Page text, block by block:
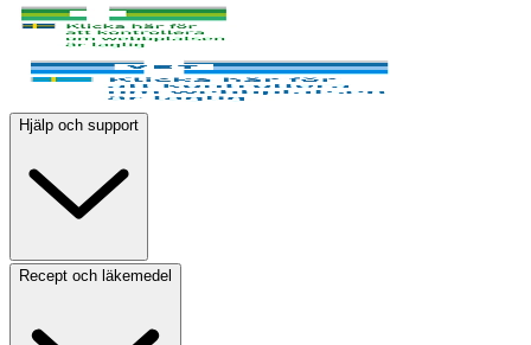
Hjälp och support
Recept och läkemedel